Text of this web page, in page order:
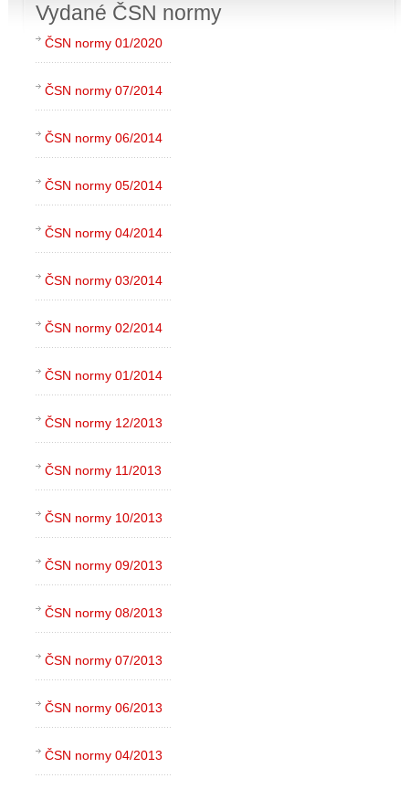
Vydané ČSN normy
ČSN normy 01/2020
ČSN normy 07/2014
ČSN normy 06/2014
ČSN normy 05/2014
ČSN normy 04/2014
ČSN normy 03/2014
ČSN normy 02/2014
ČSN normy 01/2014
ČSN normy 12/2013
ČSN normy 11/2013
ČSN normy 10/2013
ČSN normy 09/2013
ČSN normy 08/2013
ČSN normy 07/2013
ČSN normy 06/2013
ČSN normy 04/2013